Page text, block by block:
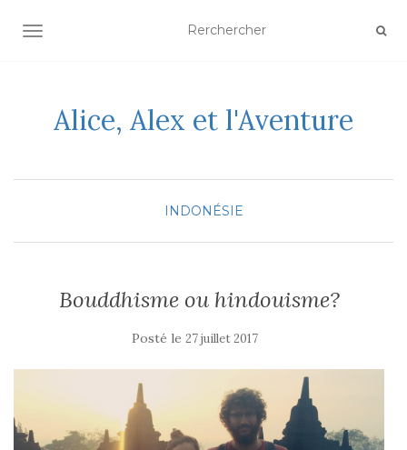
AFFICHER/MASQUER LA NAVIGATION
Alice, Alex et l'Aventure
INDONÉSIE
Bouddhisme ou hindouisme?
Posté le 27 juillet 2017